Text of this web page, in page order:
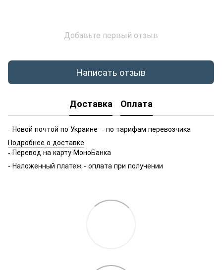
Добавьте первый отзыв
Написать отзыв
Доставка Оплата
- Новой почтой по Украине - по тарифам перевозчика
Подробнее о доставке
- Перевод на карту МоноБанка
- Наложенный платеж - оплата при получении